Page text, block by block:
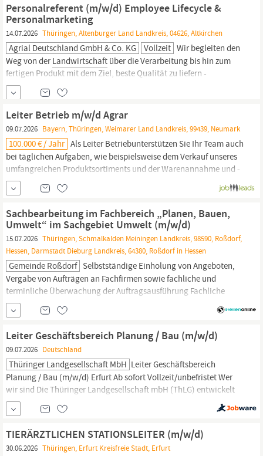
Verbandsgebiet zuverlässig mit Trinkwasser nach der
Trinkwasserverordnung und sind
Personalreferent (m/w/d) Employee Lifecycle &
Personalmarketing
14.07.2026 Thüringen, Altenburger Land Landkreis, 04626, Altkirchen
Agrial Deutschland GmbH & Co. KG Vollzeit Wir begleiten den
Weg von derLandwirtschaft über die Verarbeitung bis hin zum
fertigen Produkt mit dem Ziel, beste Qualität zu liefern -
verantwortungsvoll und zukunftsorientiert. AGRIAL ist eine
Genossenschaft, die auf Solidarität, Nähe, Nachhaltigkeit und
Mut setzt. Wir leben eine Unternehmenskultur, die von
gegenseitiger
Leiter Betrieb m/w/d Agrar
09.07.2026 Bayern, Thüringen, Weimarer Land Landkreis, 99439, Neumark
100.000 € / Jahr Als Leiter Betriebunterstützen Sie Ihr Team auch
bei täglichen Aufgaben, wie beispielsweise dem Verkauf unseres
umfangreichen Produktsortiments und der Warenannahme und -
ausgabe. Das bringen Sie mit: Sie begeistern sich für Themen
rund um die Landwirtschaft.
Idealerweise verfügen Sie über eine
Ausbildung/Studium.
Sachbearbeitung im Fachbereich „Planen, Bauen,
Umwelt“ im Sachgebiet Umwelt (m/w/d)
15.07.2026 Thüringen, Schmalkalden Meiningen Landkreis, 98590, Roßdorf,
Hessen, Darmstadt Dieburg Landkreis, 64380, Roßdorf in Hessen
Gemeinde Roßdorf Selbstständige Einholung von Angeboten,
Vergabe von Aufträgen an Fachfirmen sowie fachliche und
terminliche Überwachung der Auftragsausführung Fachliche
Anleitung von Mitarbeitern der Grünkolonne Enge und
kooperative Zusammenarbeit mit internen Fachbereichen,
zuständigen Fachbehörden, Verbänden, externen Planungsbüros
sowie den örtlichenlandwirtschaftlichen Betrieben
Leiter Geschäftsbereich Planung / Bau (m/w/d)
09.07.2026 Deutschland
Thüringer Landgesellschaft MbH Leiter Geschäftsbereich
Planung / Bau (m/w/d) Erfurt Ab sofort Vollzeit/unbefristet Wer
wir sind Die Thüringer Landgesellschaft mbH (ThLG) entwickelt
seit über 35 Jahren ganzheitlich den ländlichen Raum,
insbesondere für den Freistaat
Unser Schwerpunkt ist
die integrierte Landentwicklung: Flächenmanagement,
Flurneuordnung, Wasserbau,
TIERÄRZTLICHEN STATIONSLEITER (m/w/d)
30.06.2026 Thüringen, Erfurt Kreisfreie Stadt, Erfurt